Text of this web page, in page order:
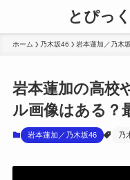
とぴっ
ホーム 乃木坂46 岩本蓮加／乃木
岩本蓮加の高校
ル画像はある？
岩本蓮加／乃木坂46 乃